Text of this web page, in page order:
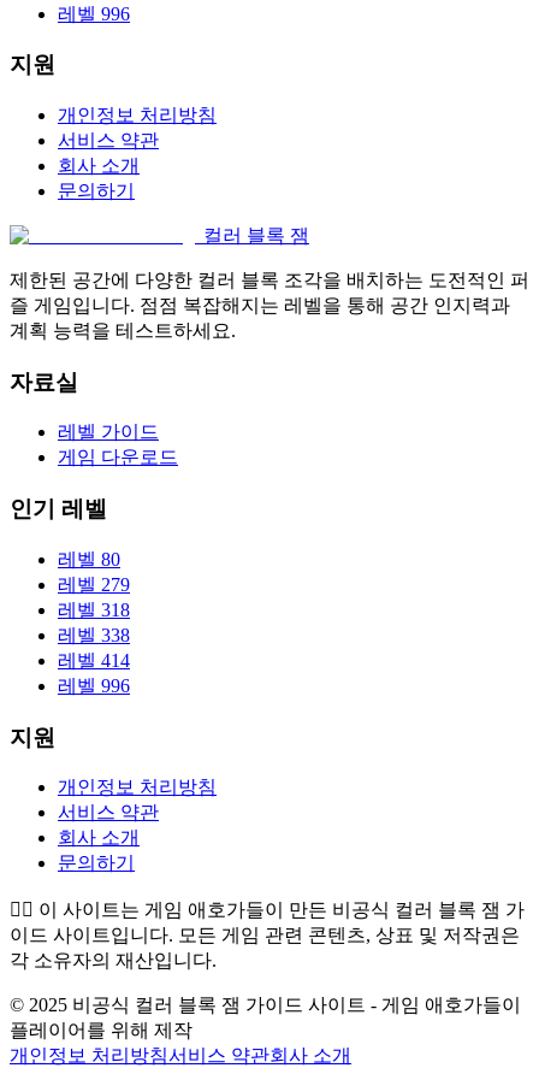
레벨 996
지원
개인정보 처리방침
서비스 약관
회사 소개
문의하기
컬러 블록 잼
제한된 공간에 다양한 컬러 블록 조각을 배치하는 도전적인 퍼
즐 게임입니다. 점점 복잡해지는 레벨을 통해 공간 인지력과
계획 능력을 테스트하세요.
자료실
레벨 가이드
게임 다운로드
인기 레벨
레벨 80
레벨 279
레벨 318
레벨 338
레벨 414
레벨 996
지원
개인정보 처리방침
서비스 약관
회사 소개
문의하기
👉🏻 이 사이트는 게임 애호가들이 만든 비공식 컬러 블록 잼 가
이드 사이트입니다. 모든 게임 관련 콘텐츠, 상표 및 저작권은
각 소유자의 재산입니다.
© 2025 비공식 컬러 블록 잼 가이드 사이트 - 게임 애호가들이
플레이어를 위해 제작
개인정보 처리방침서비스 약관회사 소개